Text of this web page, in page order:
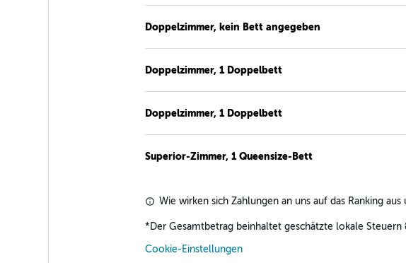
Doppelzimmer, kein Bett angegeben
Doppelzimmer, 1 Doppelbett
Doppelzimmer, 1 Doppelbett
Superior-Zimmer, 1 Queensize-Bett
Wie wirken sich Zahlungen an uns auf das Ranking
* Der Gesamtbetrag beinhaltet geschätzte lokale
Cookie-Einstellungen